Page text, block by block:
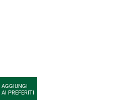
AGGIUNGI
AI PREFERITI